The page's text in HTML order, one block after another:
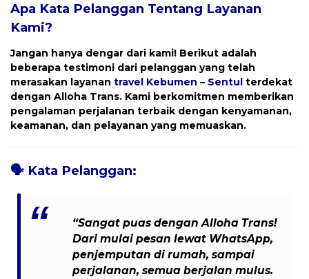
Apa Kata Pelanggan Tentang Layanan
Kami?
Jangan hanya dengar dari kami! Berikut adalah
beberapa testimoni dari pelanggan yang telah
merasakan layanan travel Kebumen – Sentul terdekat
dengan Alloha Trans. Kami berkomitmen memberikan
pengalaman perjalanan terbaik dengan kenyamanan,
keamanan, dan pelayanan yang memuaskan.
🗣️ Kata Pelanggan:
“Sangat puas dengan Alloha Trans!
Dari mulai pesan lewat WhatsApp,
penjemputan di rumah, sampai
perjalanan, semua berjalan mulus.